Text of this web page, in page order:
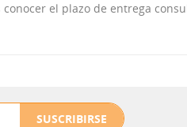
el plazo de entrega
SUSCRIBIRSE